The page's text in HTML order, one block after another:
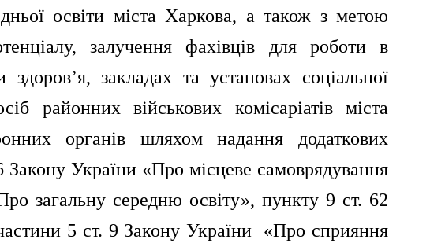
освіти міста Харкова, а також з метою
залучення фахівців для роботи в
закладах та установах соціальної
районних військових комісаріатів міста
органів шляхом надання додаткових
Закону України «Про місцеве самоврядування
загальну середню освіту», пункту 9 ст. 62
5 ст. 9 Закону України «Про сприяння